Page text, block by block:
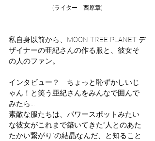
(ライター　西原章)
私自身以前から、 MOON TREE PLANET デ
ザイナーの亜紀さんの作る服と、彼女そ
の人のファン。
インタビュー？　ちょっと恥ずかしいじ
ゃん！と笑う亜紀さんをみんなで囲んで
みたら…
素敵な服たちは、パワースポットみたい
な彼女がこれまで築いてきた“人とのあた
たかい繋がり”の結晶なんだ、と知ること